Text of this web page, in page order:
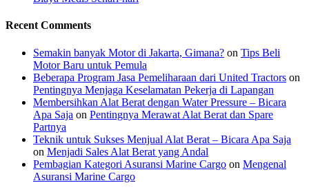
Recent Comments
Semakin banyak Motor di Jakarta, Gimana? on Tips Beli
Motor Baru untuk Pemula
Beberapa Program Jasa Pemeliharaan dari United Tractors on
Pentingnya Menjaga Keselamatan Pekerja di Lapangan
Membersihkan Alat Berat dengan Water Pressure – Bicara
Apa Saja on Pentingnya Merawat Alat Berat dan Spare
Partnya
Teknik untuk Sukses Menjual Alat Berat – Bicara Apa Saja
on Menjadi Sales Alat Berat yang Andal
Pembagian Kategori Asuransi Marine Cargo on Mengenal
Asuransi Marine Cargo